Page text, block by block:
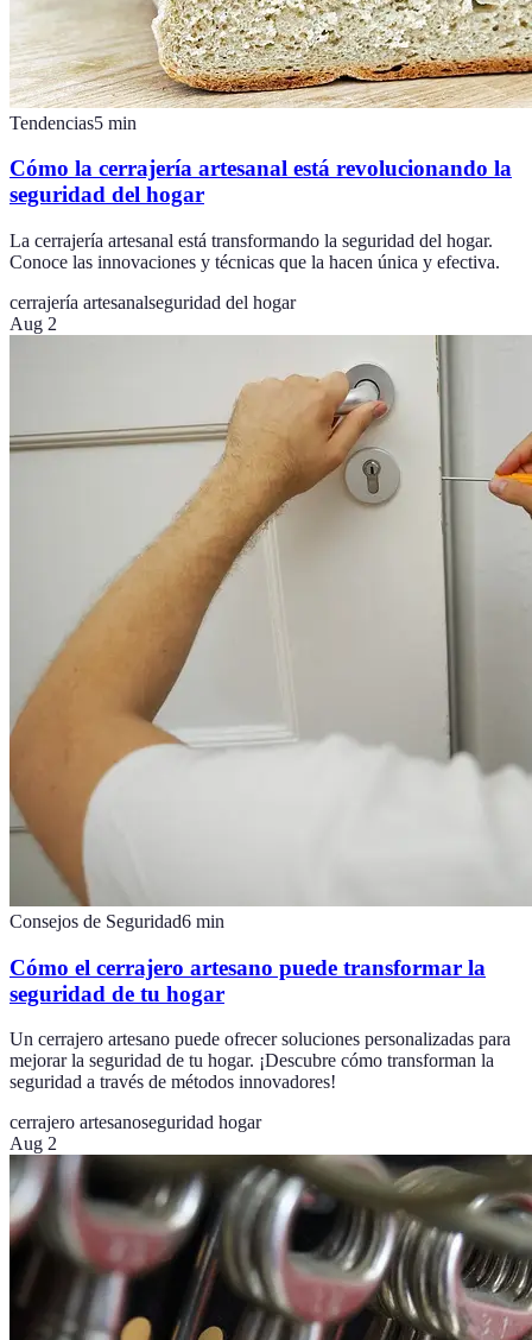
Tendencias5 min
Cómo la cerrajería artesanal está revolucionando la
seguridad del hogar
La cerrajería artesanal está transformando la seguridad del hogar.
Conoce las innovaciones y técnicas que la hacen única y efectiva.
cerrajería artesanalseguridad del hogar
Aug 2
Consejos de Seguridad6 min
Cómo el cerrajero artesano puede transformar la
seguridad de tu hogar
Un cerrajero artesano puede ofrecer soluciones personalizadas para
mejorar la seguridad de tu hogar. ¡Descubre cómo transforman la
seguridad a través de métodos innovadores!
cerrajero artesanoseguridad hogar
Aug 2